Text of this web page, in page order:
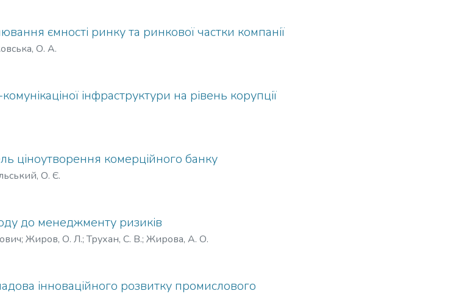
ємності ринку та ринкової частки компанії
О. А.
інфраструктури на рівень корупції
ціноутворення комерційного банку
О. Є.
до менеджменту ризиків
; Жиров, О. Л.;Трухан, С. В.; Жирова, А. О.
інноваційного розвитку промислового